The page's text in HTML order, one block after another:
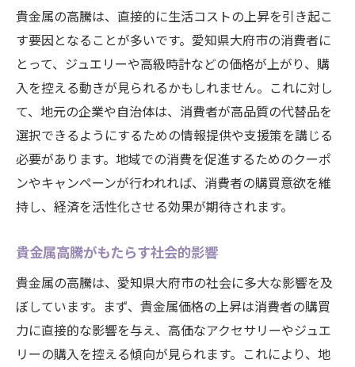
貴金属の高騰は、直接的に生活コストの上昇を引き起こ
す要因となることが多いです。愛知県大府市の消費者に
とって、ジュエリーや高級時計などの価格が上がり、購
入を控える動きが見られるかもしれません。これに対し
て、地元の企業や自治体は、消費者が高品質の代替品を
選択できるようにするための情報提供や支援策を講じる
必要があります。地域での消費を促進するためのクーポ
ンやキャンペーンが行われれば、消費者の購買意欲を維
持し、経済を活性化させる効果が期待されます。
貴金属高騰がもたらす社会的影響
貴金属の高騰は、愛知県大府市の社会に多大な影響を及
ぼしています。まず、貴金属価格の上昇は消費者の購買
力に直接的な影響を与え、高価なアクセサリーやジュエ
リーの購入を控える傾向が見られます。これにより、地